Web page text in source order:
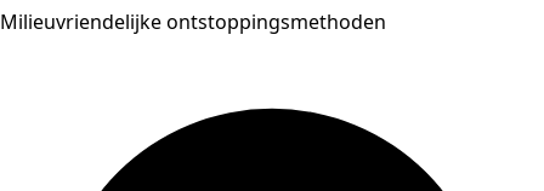
Milieuvriendelijke ontstoppingsmethoden